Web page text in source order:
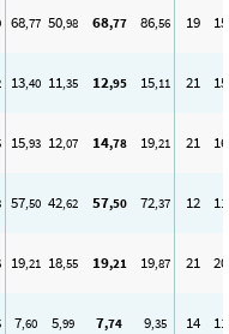
68,77 50,98 68,77 86,56 19 15
13,40 11,35 12,95 15,11 21 15
15,93 12,07 14,78 19,21 21 16
57,50 42,62 57,50 72,37 12 11
19,21 18,55 19,21 19,87 21 20
7,60 5,99 7,74 9,35 14 11